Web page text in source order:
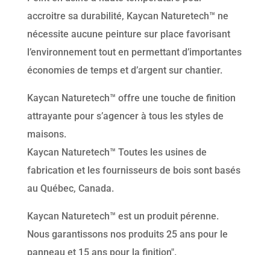
accroitre sa durabilité, Kaycan Naturetech™ ne
nécessite aucune peinture sur place favorisant
l’environnement tout en permettant d’importantes
économies de temps et d’argent sur chantier.
Kaycan Naturetech™ offre une touche de finition
attrayante pour s’agencer à tous les styles de
maisons.
Kaycan Naturetech™ Toutes les usines de
fabrication et les fournisseurs de bois sont basés
au Québec, Canada.
Kaycan Naturetech™ est un produit pérenne.
Nous garantissons nos produits 25 ans pour le
panneau et 15 ans pour la finition".